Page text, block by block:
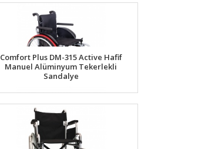
Comfort Plus DM-315 Active Hafif
Manuel Alüminyum Tekerlekli
Sandalye